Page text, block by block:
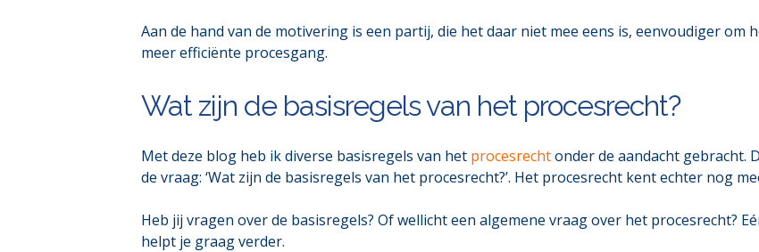
Aan de hand van de motivering is een partij, die het daar niet mee eens is, eenvoudiger
meer efficiënte procesgang.
Wat zijn de basisregels van het procesrecht?
Met deze blog heb ik diverse basisregels van het procesrechtonder de aandacht gebracht.
de vraag: ‘Wat zijn de basisregels van het procesrecht?’. Het procesrecht kent echter nog
Heb jij vragen over de basisregels? Of wellicht een algemene vraag over het procesrecht?
helpt je graag verder.